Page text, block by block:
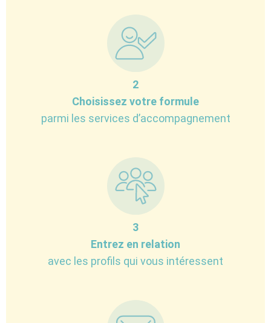
2
Choisissez votre formule
parmi les services d’accompagnement
3
Entrez en relation
avec les profils qui vous intéressent